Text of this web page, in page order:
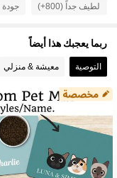
1.4K متابعون
4.74
4.74 1.4K متابعون
4.74 1.4K متابعون
لطيف جداً (800+) جودة
ربما يعجبك هذا أيضاً
التوصية معيشة & منزلي